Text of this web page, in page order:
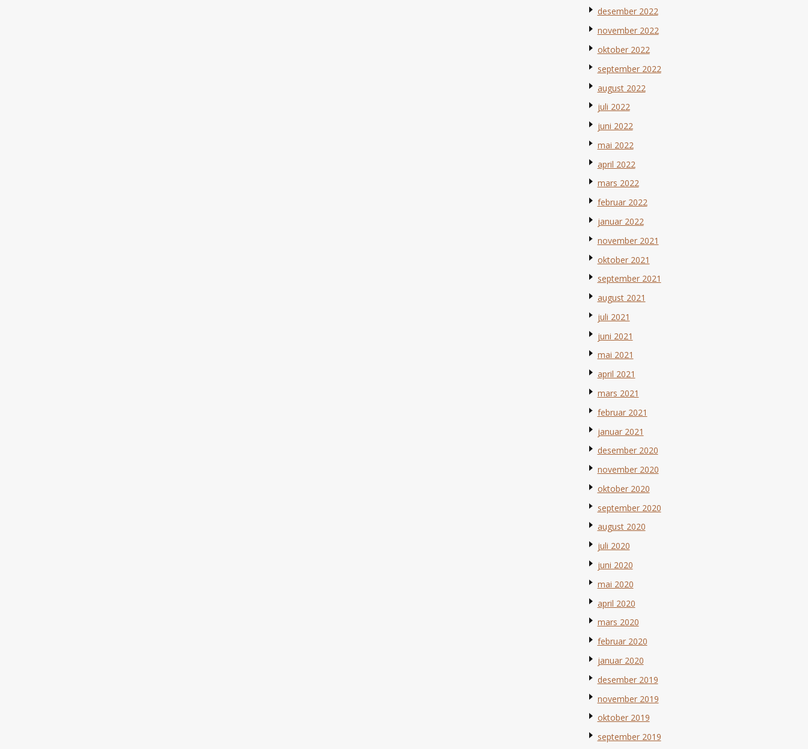
desember 2022
november 2022
oktober 2022
september 2022
august 2022
juli 2022
juni 2022
mai 2022
april 2022
mars 2022
februar 2022
januar 2022
november 2021
oktober 2021
september 2021
august 2021
juli 2021
juni 2021
mai 2021
april 2021
mars 2021
februar 2021
januar 2021
desember 2020
november 2020
oktober 2020
september 2020
august 2020
juli 2020
juni 2020
mai 2020
april 2020
mars 2020
februar 2020
januar 2020
desember 2019
november 2019
oktober 2019
september 2019